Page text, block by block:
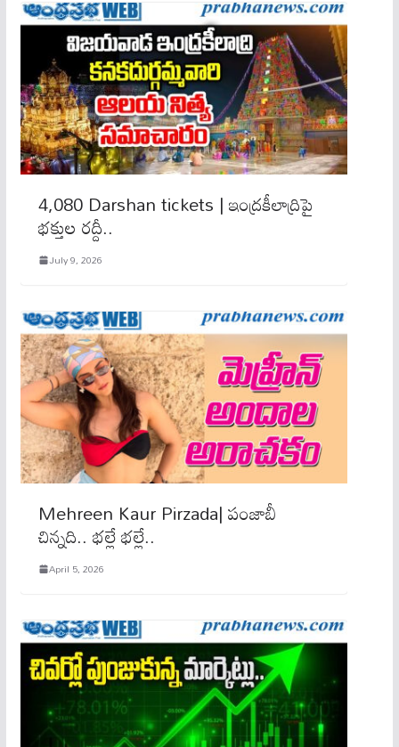
4,080 Darshan tickets | ఇంద్రకీలాద్రిపై
భక్తుల రద్దీ..
July 9, 2026
Mehreen Kaur Pirzada| పంజాబీ
చిన్న‌ది.. భ‌ల్లే భ‌ల్లే..
April 5, 2026